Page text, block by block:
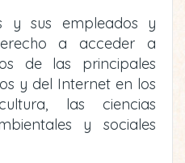
y sus empleados y
a acceder a
de las principales
y del Internet en los
las ciencias
y sociales